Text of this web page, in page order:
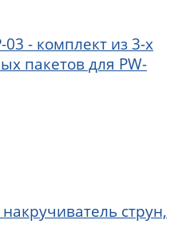
03 - комплект из 3-х
пакетов для PW-
струн,